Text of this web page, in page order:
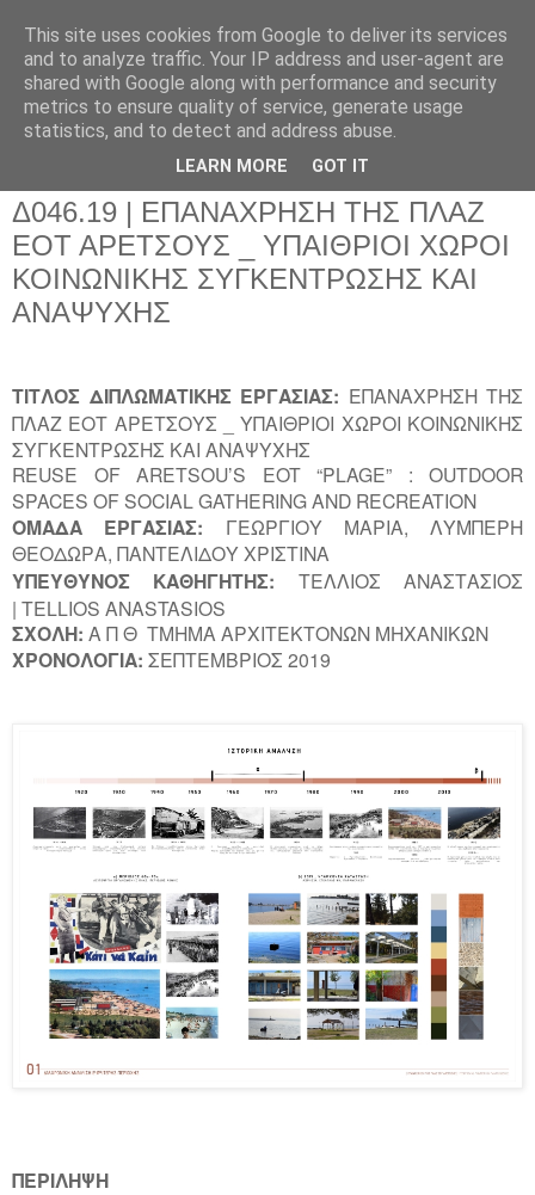
Δ046.19 | ΕΠΑΝΑΧΡΗΣΗ ΤΗΣ ΠΛΑΖ
ΕΟΤ ΑΡΕΤΣΟΥΣ _ ΥΠΑΙΘΡΙΟΙ ΧΩΡΟΙ
ΚΟΙΝΩΝΙΚΗΣ ΣΥΓΚΕΝΤΡΩΣΗΣ ΚΑΙ
ΑΝΑΨΥΧΗΣ
ΤΙΤΛΟΣ ΔΙΠΛΩΜΑΤΙΚΗΣ ΕΡΓΑΣΙΑΣ: ΕΠΑΝΑΧΡΗΣΗ ΤΗΣ
ΠΛΑΖ ΕΟΤ ΑΡΕΤΣΟΥΣ _ ΥΠΑΙΘΡΙΟΙ ΧΩΡΟΙ ΚΟΙΝΩΝΙΚΗΣ
ΣΥΓΚΕΝΤΡΩΣΗΣ ΚΑΙ ΑΝΑΨΥΧΗΣ
REUSE OF ARETSOU’S EOT “PLAGE” : OUTDOOR
SPACES OF SOCIAL GATHERING AND RECREATION
ΟΜΑΔΑ ΕΡΓΑΣΙΑΣ: ΓΕΩΡΓΙΟΥ ΜΑΡΙΑ, ΛΥΜΠΕΡΗ
ΘΕΟΔΩΡΑ, ΠΑΝΤΕΛΙΔΟΥ ΧΡΙΣΤΙΝΑ
ΥΠΕΥΘΥΝΟΣ ΚΑΘΗΓΗΤΗΣ: ΤΕΛΛΙΟΣ
ΑΝΑΣΤΑΣΙΟΣ
| TELLIOS ANASTASIOS
ΣΧΟΛΗ: Α Π Θ ΤΜΗΜΑ ΑΡΧΙΤΕΚΤΟΝΩΝ ΜΗΧΑΝΙΚΩΝ
ΧΡΟΝΟΛΟΓΙΑ: ΣΕΠΤΕΜΒΡΙΟΣ 2019
ΠΕΡΙΛΗΨΗ
This site uses cookies from Google to deliver its services
and to analyze traffic. Your IP address and user-agent are
shared with Google along with performance and security
metrics to ensure quality of service, generate usage
statistics, and to detect and address abuse.
LEARN MORE GOT IT